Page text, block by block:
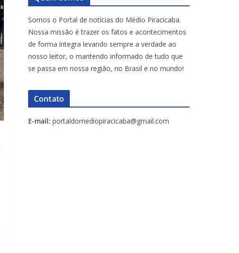
Somos o Portal de notícias do Médio Piracicaba.
Nossa missão é trazer os fatos e acontecimentos
de forma íntegra levando sempre a verdade ao
nosso leitor, o mantendo informado de tudo que
se passa em nossa região, no Brasil e no mundo!
Contato
E-mail: portaldomediopiracicaba@gmail.com